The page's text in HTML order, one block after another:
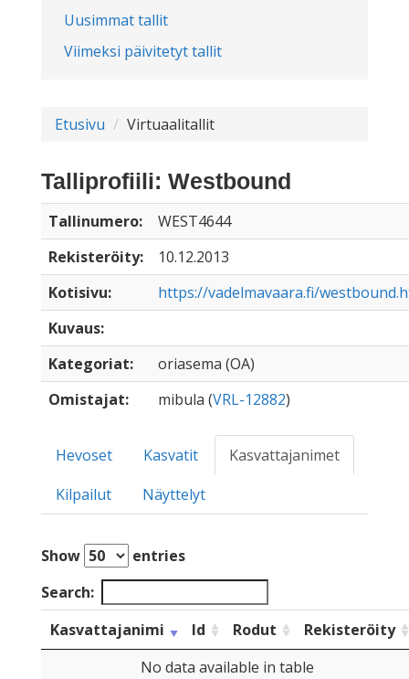
Uusimmat tallit
Viimeksi päivitetyt tallit
Etusivu Virtuaalitallit
Talliprofiili: Westbound
Tallinumero:
WEST4644
Rekisteröity:
10.12.2013
Kotisivu:
https://vadelmavaara.fi/
Kuvaus:
Kategoriat:
oriasema (OA)
Omistajat:
mibula (VRL-12882)
Hevoset Kasvatit
Kasvattajanimet
Kilpailut
Näyttelyt
Show
entries
Search:
Kasvattajanimi
Id Rodut
Rekisteröity
No data available in table